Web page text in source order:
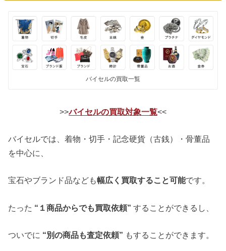
バイセルの買取一覧
>>バイセルの買取対象一覧<<
バイセルでは、着物・切手・記念硬貨（古銭）・骨董品
を中心に、
宝石やブランド品なども幅広く買取すること可能です。
たった “１商品からでも買取依頼” することができるし、
ついでに “別の商品も査定依頼” もすることができます。